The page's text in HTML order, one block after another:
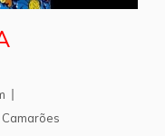
Camarões